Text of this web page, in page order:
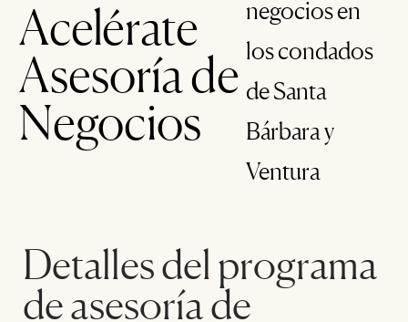
Acelérate
Asesoría de
Negocios
negocios en
los condados
de Santa
Bárbara y
Ventura
Detalles del programa
de asesoría de